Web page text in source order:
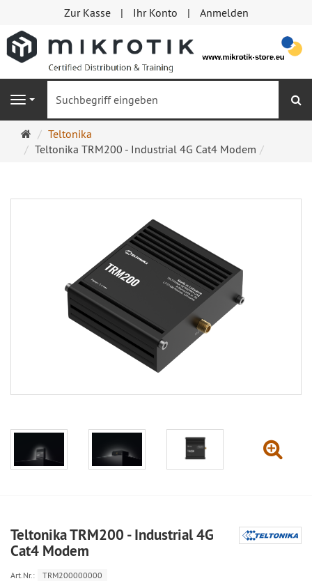
Zur Kasse Ihr Konto Anmelden
Navigation
Startseite
Teltonika
Teltonika TRM200 - Industrial 4G Cat4 Modem
Teltonika TRM200 - Industrial 4G
Cat4 Modem
Art.Nr.: TRM200000000